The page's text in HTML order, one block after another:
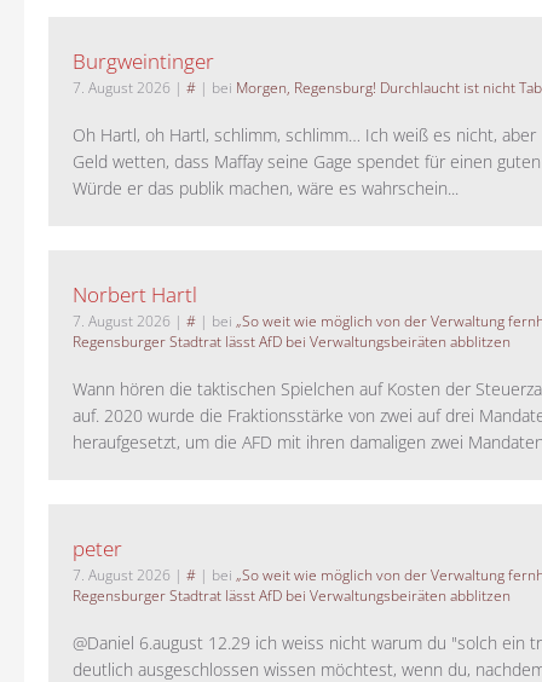
Burgweintinger
7. August 2026 | # | bei Morgen, Regensburg! Durchlaucht ist nicht
Oh Hartl, oh Hartl, schlimm, schlimm… Ich weiß es nicht, aber
Geld wetten, dass Maffay seine Gage spendet für einen
Würde er das publik machen, wäre es wahrschein...
Norbert Hartl
7. August 2026 | # | bei „So weit wie möglich von der Verwaltung
Regensburger Stadtrat lässt AfD bei Verwaltungsbeiräten abblitzen
Wann hören die taktischen Spielchen auf Kosten der
auf. 2020 wurde die Fraktionsstärke von zwei auf drei
heraufgesetzt, um die AFD mit ihren damaligen zwei
peter
7. August 2026 | # | bei „So weit wie möglich von der Verwaltung
Regensburger Stadtrat lässt AfD bei Verwaltungsbeiräten abblitzen
@Daniel 6.august 12.29 ich weiss nicht warum du "solch ein
deutlich ausgeschlossen wissen möchtest, wenn du,